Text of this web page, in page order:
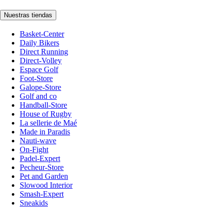
Nuestras tiendas
Basket-Center
Daily Bikers
Direct Running
Direct-Volley
Espace Golf
Foot-Store
Galope-Store
Golf and co
Handball-Store
House of Rugby
La sellerie de Maé
Made in Paradis
Nauti-wave
On-Fight
Padel-Expert
Pecheur-Store
Pet and Garden
Slowood Interior
Smash-Expert
Sneakids